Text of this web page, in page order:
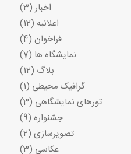
اخبار(3)
اعلانیه (12)
فراخوان (4)
نمایشگاه ها (7)
بلاگ (12)
گرافیک محیطی (1)
تورهای نمایشگاهی (3)
جشنواره (9)
تصویرسازی (2)
عکاسی (3)